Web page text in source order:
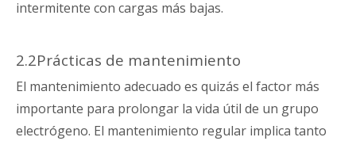
intermitente con cargas más bajas.
2.2Prácticas de mantenimiento
El mantenimiento adecuado es quizás el factor más
importante para prolongar la vida útil de un grupo
electrógeno. El mantenimiento regular implica tanto